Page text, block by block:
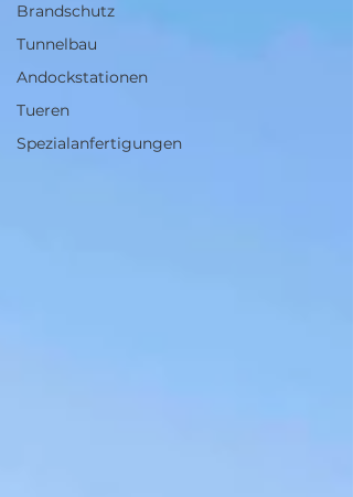
Brandschutz
Tunnelbau
Andockstationen
Tueren
Spezialanfertigungen